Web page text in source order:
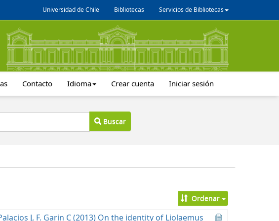
Universidad de Chile Bibliotecas Servicios de Bibliotecas
Contacto Idioma Crear cuenta Iniciar sesión
Buscar
Ordenar
J, F. Garin C (2013) On the identity of Liolaemus